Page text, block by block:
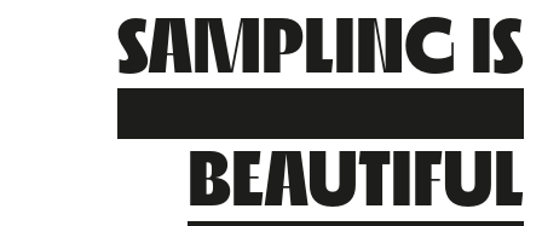
SAMPLING IS
BEAUTIFUL